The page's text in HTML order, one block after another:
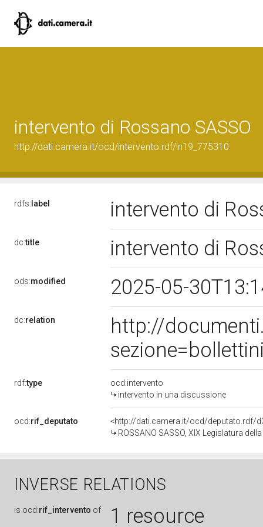
intervento di Rossano SASSO
http://dati.camera.it/ocd/intervento.rdf/in19_775310
rdfs: label intervento di
dc:title intervento di
ods:modified 2025-05-
dc:relation
http://
rdf:type
ocd:intervento
intervento in una discussione
ocd:rif_deputato
<http://dati.camera.it/ocd/deputato.rdf/
ROSSANO SASSO, XIX Legislatura
INVERSE RELATIONS
is ocd:rif_intervento of 1 resource